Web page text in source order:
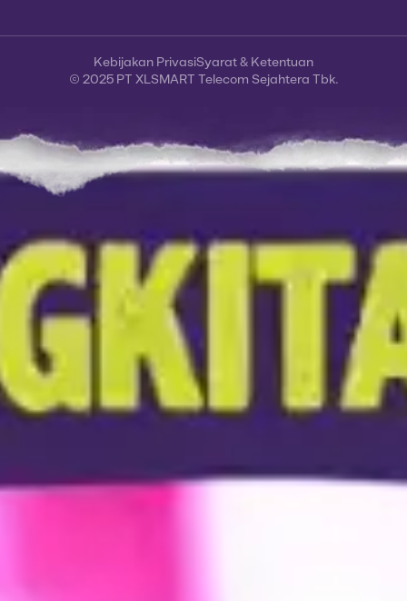
© 2025 PT XLSMART Telecom Sejahtera Tbk.
Kebijakan PrivasiSyarat & Ketentuan